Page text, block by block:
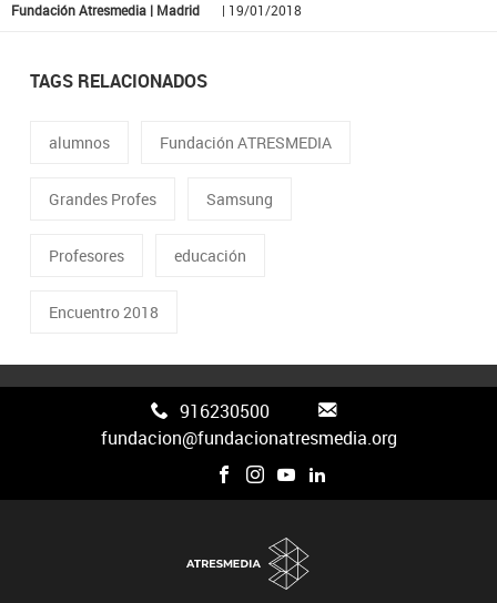
Fundación Atresmedia | Madrid | 19/01/2018
TAGS RELACIONADOS
alumnos Fundación ATRESMEDIA
Grandes Profes Samsung
Profesores educación
Encuentro 2018
916230500
fundacion@fundacionatresmedia.org